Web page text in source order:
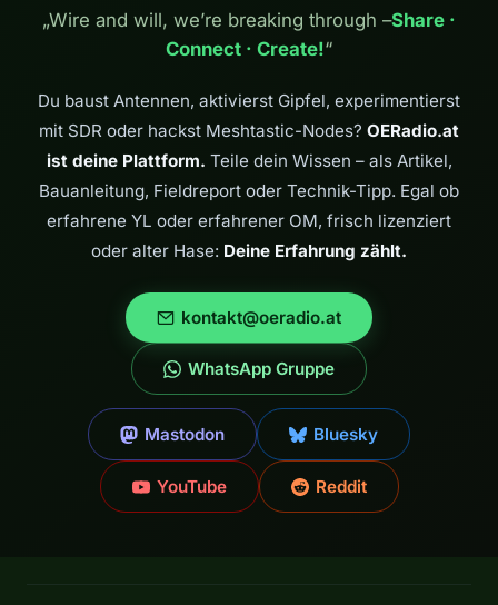
„Wire and will, we’re breaking through –Share ·
Connect · Create!“
Du baust Antennen, aktivierst Gipfel, experimentierst
mit SDR oder hackst Meshtastic-Nodes? OERadio.at
ist deine Plattform. Teile dein Wissen – als Artikel,
Bauanleitung, Fieldreport oder Technik-Tipp. Egal ob
erfahrene YL oder erfahrener OM, frisch lizenziert
oder alter Hase: Deine Erfahrung zählt.
kontakt@oeradio.at
WhatsApp Gruppe
Mastodon Bluesky
YouTube Reddit